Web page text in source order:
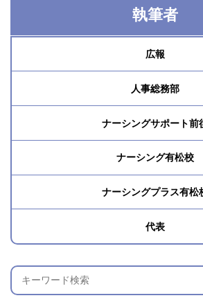
執筆者
広報
人事総務部
ナーシングサポート前
ナーシング有松校
ナーシングプラス有松
代表